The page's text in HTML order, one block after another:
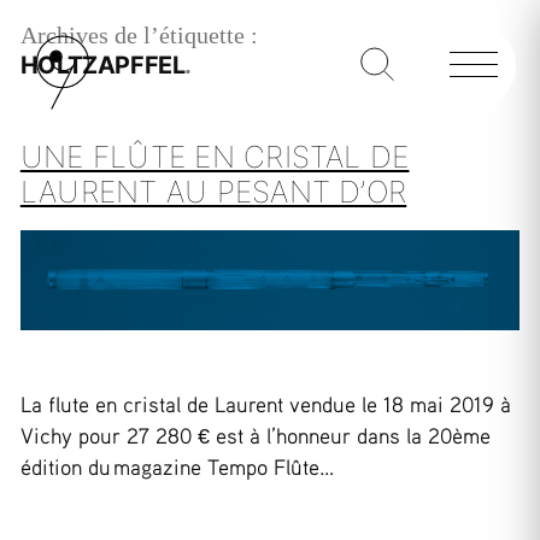
Archives de l’étiquette :
HOLTZAPFFEL
UNE FLÛTE EN CRISTAL DE
LAURENT AU PESANT D’OR
La flute en cristal de Laurent vendue le 18 mai 2019 à
Vichy pour 27 280 € est à l’honneur dans la 20ème
édition du magazine Tempo Flûte…